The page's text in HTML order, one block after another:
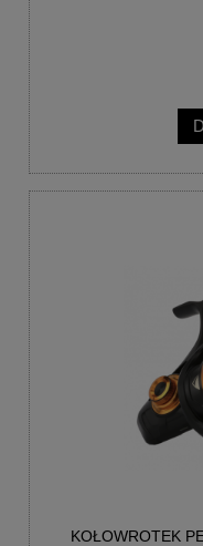
KOŁOWROTEK